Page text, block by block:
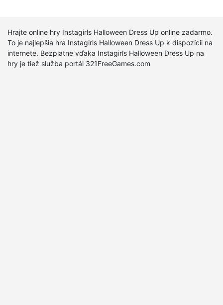
Hrajte online hry Instagirls Halloween Dress Up online zadarmo.
To je najlepšia hra Instagirls Halloween Dress Up k dispozícii na
internete. Bezplatne vďaka Instagirls Halloween Dress Up na
hry je tiež služba portál 321FreeGames.com